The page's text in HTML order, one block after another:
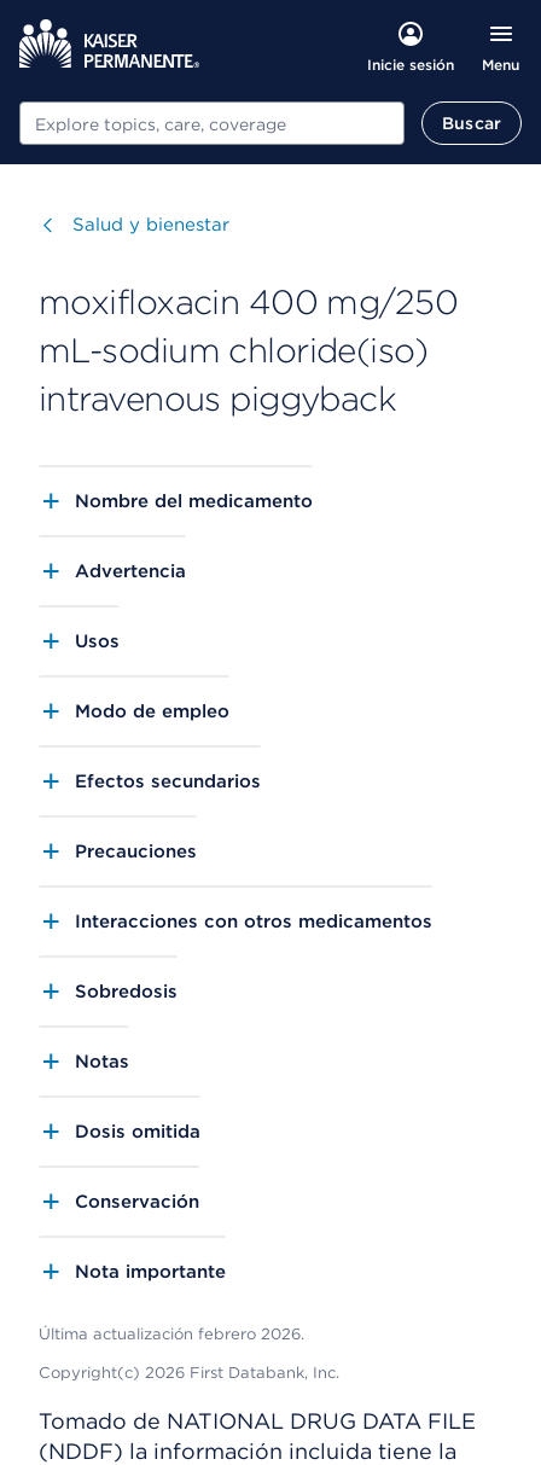
Inicie sesión Menu
Buscar Buscar
Visitar
Salud y bienestar
moxifloxacin 400 mg/250
mL-sodium chloride(iso)
intravenous piggyback
Nombre del medicamento
Advertencia
Usos
Modo de empleo
Efectos secundarios
Precauciones
Interacciones con otros medicamentos
Sobredosis
Notas
Dosis omitida
Conservación
Nota importante
Última actualización febrero 2026.
Copyright(c) 2026 First Databank, Inc.
Tomado de NATIONAL DRUG DATA FILE
(NDDF) la información incluida tiene la